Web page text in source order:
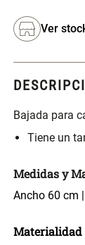
Ver
Bajada para
Tiene un
Medidas y
Ancho 60 cm
Materialidad